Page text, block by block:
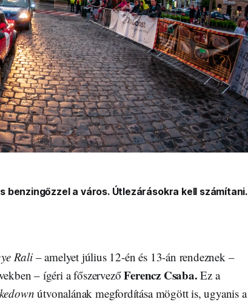
benzingőzzel a város. Útlezárásokra kell számítani.
Rali– amelyet július 12-én és 13-án rendeznek –
– ígéri a főszervezőFerencz Csaba. Ez a
útvonalának megfordítása mögött is, ugyanis a